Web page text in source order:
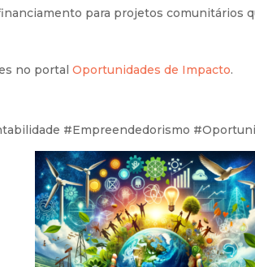
para projetos comunitários
no portalOportunidades de Impacto.
#Empreendedorismo